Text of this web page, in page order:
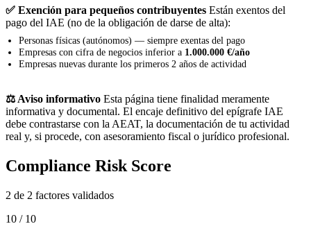
✅ Exención para pequeños contribuyentes Están exentos del
pago del IAE (no de la obligación de darse de alta):
Personas físicas (autónomos) — siempre exentas del pago
Empresas con cifra de negocios inferior a 1.000.000 €/año
Empresas nuevas durante los primeros 2 años de actividad
⚖️ Aviso informativo Esta página tiene finalidad meramente
informativa y documental. El encaje definitivo del epígrafe IAE
debe contrastarse con la AEAT, la documentación de tu actividad
real y, si procede, con asesoramiento fiscal o jurídico profesional.
Compliance Risk Score
2 de 2 factores validados
10 / 10